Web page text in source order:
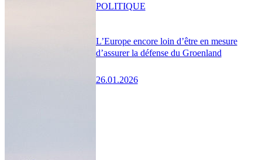
L’Europe encore loin d’être en mesure
d’assurer la défense du Groenland
26.01.2026
POLITIQUE